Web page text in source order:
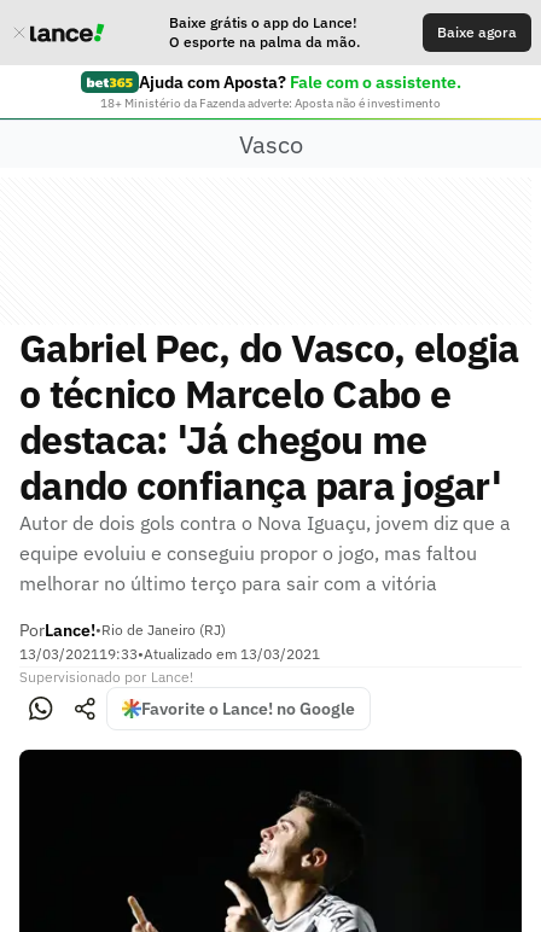
Baixe grátis o app do Lance!
O esporte na palma da mão.
Baixe agora
Ajuda com Aposta? Fale com o assistente.
18+ Ministério da Fazenda adverte: Aposta não é investimento
Vasco
Gabriel Pec, do Vasco, elogia
o técnico Marcelo Cabo e
destaca: 'Já chegou me
dando confiança para jogar'
Autor de dois gols contra o Nova Iguaçu, jovem diz que a
equipe evoluiu e conseguiu propor o jogo, mas faltou
melhorar no último terço para sair com a vitória
PorLance!•Rio de Janeiro (RJ)
13/03/202119:33•Atualizado em 13/03/2021
Supervisionado por Lance!
Favorite o Lance! no Google